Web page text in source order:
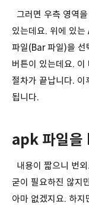
그러면 우측 영역
있는데요. 위에 있
파일(Bar 파일)을
버튼이 있는데요.
절차가 끝납니다. 이
됩니다.
apk 파일을
내용이 짧으니 번
굳이 필요하진 않지
아마 없겠지요. 하